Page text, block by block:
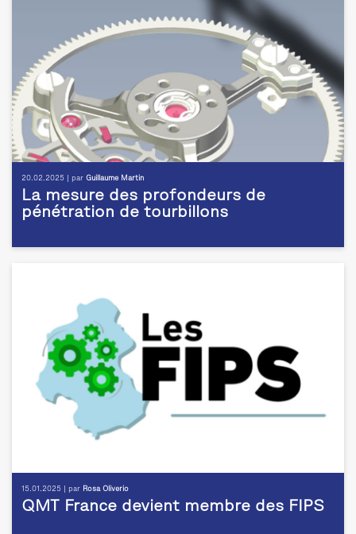
20.02.2025 | par Guillaume Martin
La mesure des profondeurs de
pénétration de tourbillons
15.01.2025 | par Rosa Oliverio
QMT France devient membre des FIPS